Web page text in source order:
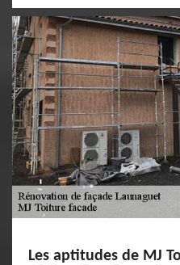
Les aptitudes de MJ